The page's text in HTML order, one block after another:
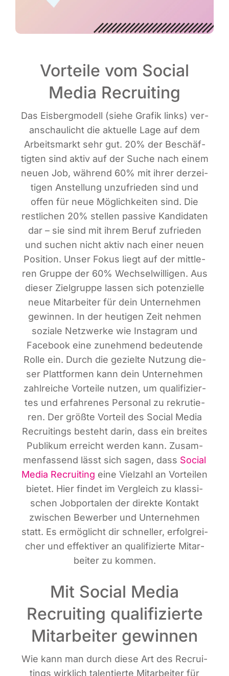
Vorteile vom Social
Media Recruiting
Das Eis­berg­mo­dell (sie­he Gra­fik links) ver­
an­schau­licht die aktu­el­le Lage auf dem
Arbeits­markt sehr gut. 20% der Beschäf­
tig­ten sind aktiv auf der Suche nach einem
neu­en Job, wäh­rend 60% mit ihrer der­zei­
ti­gen Anstel­lung unzu­frie­den sind und
offen für neue Mög­lich­kei­ten sind. Die
rest­li­chen 20% stel­len pas­si­ve Kan­di­da­ten
dar – sie sind mit ihrem Beruf zufrie­den
und suchen nicht aktiv nach einer neu­en
Posi­ti­on. Unser Fokus liegt auf der mitt­le­
ren Grup­pe der 60% Wech­sel­wil­li­gen. Aus
die­ser Ziel­grup­pe las­sen sich poten­zi­el­le
neue Mit­ar­bei­ter für dein Unter­neh­men
gewin­nen. In der heu­ti­gen Zeit neh­men
sozia­le Netz­wer­ke wie Insta­gram und
Face­book eine zuneh­mend bedeu­ten­de
Rol­le ein. Durch die geziel­te Nut­zung die­
ser Platt­for­men kann dein Unter­neh­men
zahl­rei­che Vor­tei­le nut­zen, um qua­li­fi­zier­
tes und erfah­re­nes Per­so­nal zu rekru­tie­
ren. Der größ­te Vor­teil des Social Media
Recrui­tin­gs besteht dar­in, dass ein brei­tes
Publi­kum erreicht wer­den kann. Zusam­
men­fas­send lässt sich sagen, dass Social
Media Recrui­ting eine Viel­zahl an Vor­tei­len
bie­tet. Hier fin­det im Ver­gleich zu klas­si­
schen Job­por­ta­len der direk­te Kon­takt
zwi­schen Bewer­ber und Unter­neh­men
statt. Es ermög­licht dir schnel­ler, erfolg­rei­
cher und effek­ti­ver an qua­li­fi­zier­te Mit­ar­
bei­ter zu kommen.
Mit Social Media
Recruiting qualifizierte
Mitarbeiter gewinnen
Wie kann man durch die­se Art des Recrui­
tin­gs wirk­lich talen­tier­te Mit­ar­bei­ter für